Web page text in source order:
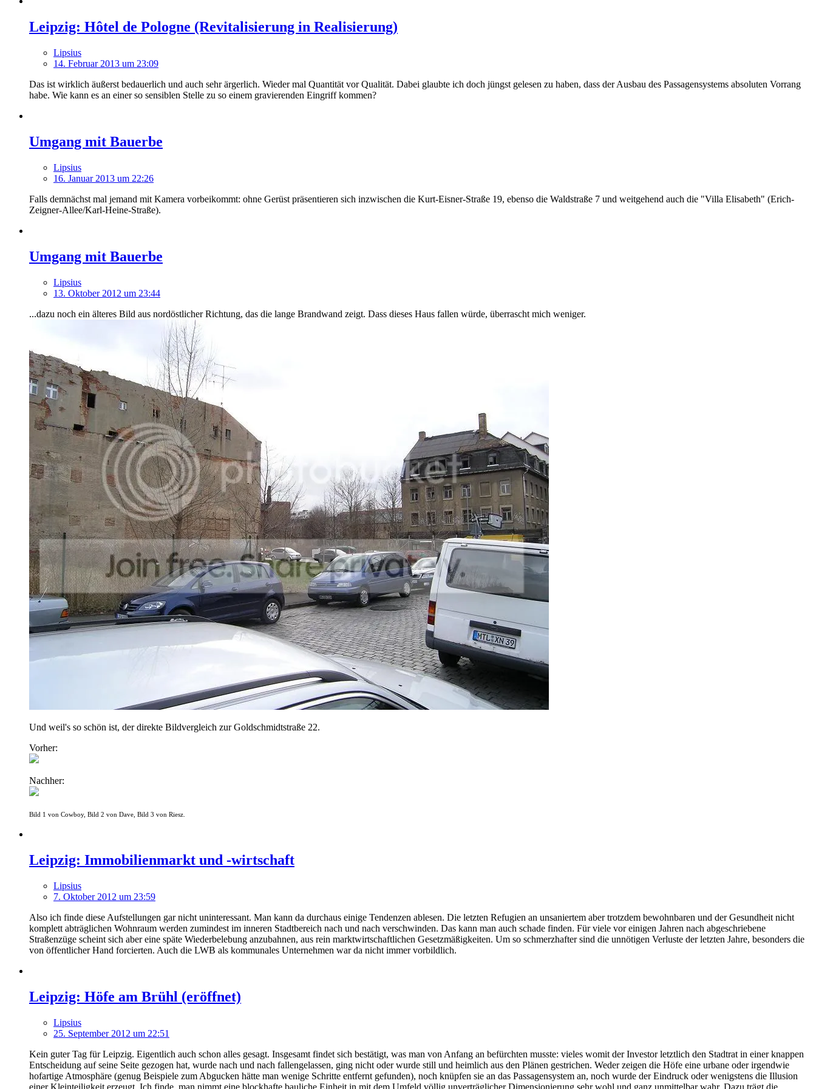
Leipzig: Hôtel de Pologne (Revitalisierung in Realisierung)
Lipsius
14. Februar 2013 um 23:09
Das ist wirklich äußerst bedauerlich und auch sehr ärgerlich. Wieder mal Quantität vor Qualität. Dabei glaubte ich doch jüngst gelesen zu haben, dass der Ausbau des Passagensystems absoluten Vorrang
habe. Wie kann es an einer so sensiblen Stelle zu so einem gravierenden Eingriff kommen?
Umgang mit Bauerbe
Lipsius
16. Januar 2013 um 22:26
Falls demnächst mal jemand mit Kamera vorbeikommt: ohne Gerüst präsentieren sich inzwischen die Kurt-Eisner-Straße 19, ebenso die Waldstraße 7 und weitgehend auch die "Villa Elisabeth" (Erich-
Zeigner-Allee/Karl-Heine-Straße).
Umgang mit Bauerbe
Lipsius
13. Oktober 2012 um 23:44
...dazu noch ein älteres Bild aus nordöstlicher Richtung, das die lange Brandwand zeigt. Dass dieses Haus fallen würde, überrascht mich weniger.
Und weil's so schön ist, der direkte Bildvergleich zur Goldschmidtstraße 22.
Vorher:
Nachher:
Bild 1 von Cowboy, Bild 2 von Dave, Bild 3 von Riesz.
Leipzig: Immobilienmarkt und -wirtschaft
Lipsius
7. Oktober 2012 um 23:59
Also ich finde diese Aufstellungen gar nicht uninteressant. Man kann da durchaus einige Tendenzen ablesen. Die letzten Refugien an unsaniertem aber trotzdem bewohnbaren und der Gesundheit nicht
komplett abträglichen Wohnraum werden zumindest im inneren Stadtbereich nach und nach verschwinden. Das kann man auch schade finden. Für viele vor einigen Jahren nach abgeschriebene
Straßenzüge scheint sich aber eine späte Wiederbelebung anzubahnen, aus rein marktwirtschaftlichen Gesetzmäßigkeiten. Um so schmerzhafter sind die unnötigen Verluste der letzten Jahre, besonders die
von öffentlicher Hand forcierten. Auch die LWB als kommunales Unternehmen war da nicht immer vorbildlich.
Leipzig: Höfe am Brühl (eröffnet)
Lipsius
25. September 2012 um 22:51
Kein guter Tag für Leipzig. Eigentlich auch schon alles gesagt. Insgesamt findet sich bestätigt, was man von Anfang an befürchten musste: vieles womit der Investor letztlich den Stadtrat in einer knappen
Entscheidung auf seine Seite gezogen hat, wurde nach und nach fallengelassen, ging nicht oder wurde still und heimlich aus den Plänen gestrichen. Weder zeigen die Höfe eine urbane oder irgendwie
hofartige Atmosphäre (genug Beispiele zum Abgucken hätte man wenige Schritte entfernt gefunden), noch knüpfen sie an das Passagensystem an, noch wurde der Eindruck oder wenigstens die Illusion
einer Kleinteiligkeit erzeugt. Ich finde, man nimmt eine blockhafte bauliche Einheit in mit dem Umfeld völlig unverträglicher Dimensionierung sehr wohl und ganz unmittelbar wahr. Dazu trägt die